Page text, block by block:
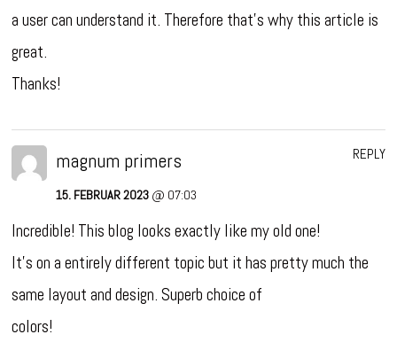
a user can understand it. Therefore that’s why this article is
great.
Thanks!
magnum primers
15. FEBRUAR 2023 @ 07:03
Incredible! This blog looks exactly like my old one!
It’s on a entirely different topic but it has pretty much the
same layout and design. Superb choice of
colors!
REPLY